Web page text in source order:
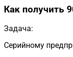
Как получить
Задача:
Серийному